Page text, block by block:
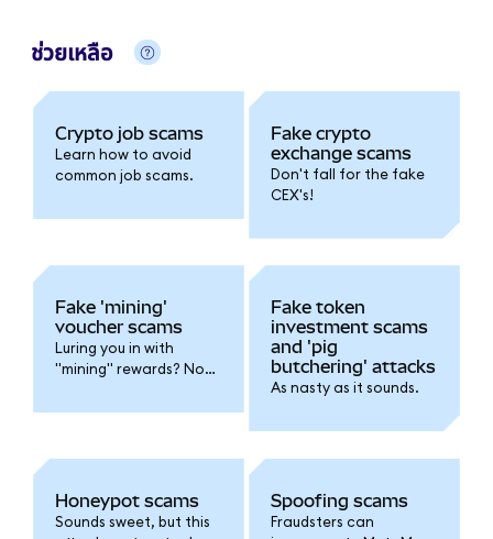
รักษาความปลอดภัย
ช่วยเหลือ
Crypto job scams
Learn how to avoid
common job scams.
Fake crypto
exchange scams
Don't fall for the fake
CEX's!
Fake 'mining'
voucher scams
Luring you in with
"mining" rewards? No
Fake token
investment scams
and 'pig
butchering' attacks
As nasty as it sounds.
Honeypot scams
Sounds sweet, but this
Spoofing scams
Fraudsters can